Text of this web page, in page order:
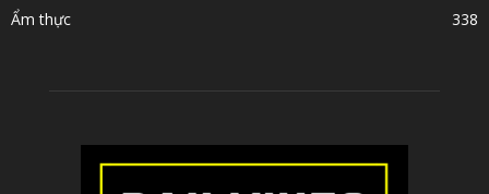
Ẩm thực
338